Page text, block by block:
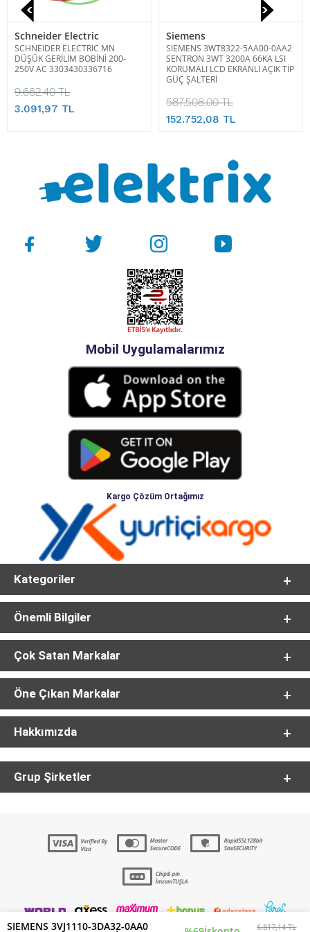
SIEMENS 3VJ1110-3DA32-0AA0 6.817,14 TL
Schneider Electric
SCHNEIDER ELECTRIC MN
DÜŞÜK GERİLİM BOBİNİ 200-
250V AC 3303430336716
9.662,40 TL
3.091,97 TL
Siemens
SIEMENS 3WT8322-5AA00-0AA2
SENTRON 3WT 3200A 66KA LSI
KORUMALI LCD EKRANLI AÇIK TİP
GÜÇ ŞALTERİ
587.508,00 TL
152.752,08 TL
Mobil Uygulamalarımız
Kargo Çözüm Ortağımız
Kategoriler
Önemli Bilgiler
Çok Satan Markalar
Öne Çıkan Markalar
Hakkımızda
Grup Şirketler